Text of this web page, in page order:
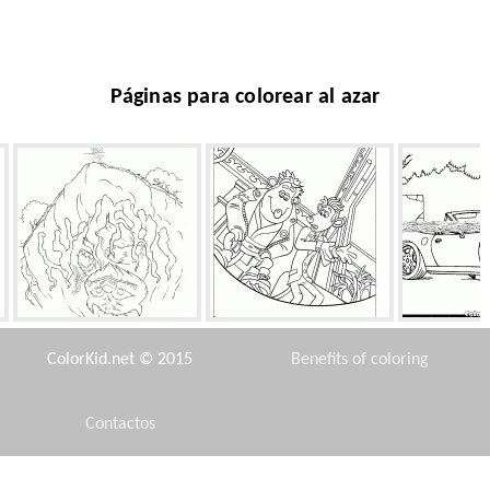
Páginas para colorear al azar
Monstruos Shelter
En el borde de la taza del
ColorKid.net © 2015 Benefits of coloring
Contactos